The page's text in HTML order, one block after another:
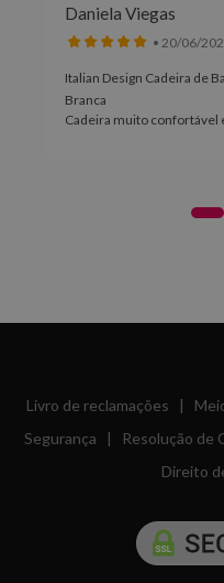
Daniela Viegas
• 20/06/
Italian Design Cadeira de
Branca
Cadeira muito confortável
Livro de reclamações |
Segurança | Resolução de
Direito